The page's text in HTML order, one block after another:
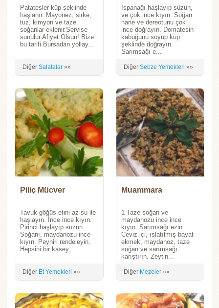
Patatesler küp şeklinde
haşlanır. Mayonez, sirke,
tuz, kimyon ve taze
soğanlar eklenir.Servise
sunulur.Afiyet Olsun! Bize
bu tarifi Bursadan yollay...
Diğer Salatalar »»
Ispanağı haşlayıp süzün,
ve çok ince kıyın. Soğan
nane ve dereotunu çok
ince doğrayın. Domatesin
kabuğunu soyup küp
şeklinde doğrayın.
Sarımsağı e...
Diğer Sebze Yemekleri »»
Piliç Mücver
Tavuk göğüs etini az su ile
haşlayın. İnce ince kıyın.
Pirinci haşlayıp süzün.
Soğanı, maydanozu ince
kıyın. Peyniri rendeleyin.
Hepsini bir kasey...
Diğer Et Yemekleri »»
Muammara
1 Taze soğan ve
maydanozu ince ince
kıyın. Sarımsağı ezin.
Ceviz içi, ıslatılmış bayat
ekmek, maydanoz, taze
soğan ve sarımsağı
karıştırın. Zeytin...
Diğer Mezeler»»